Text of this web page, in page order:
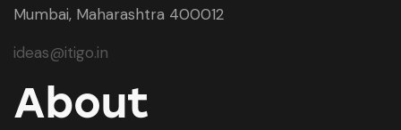
Mumbai, Maharashtra 400012
ideas@itigo.in
About